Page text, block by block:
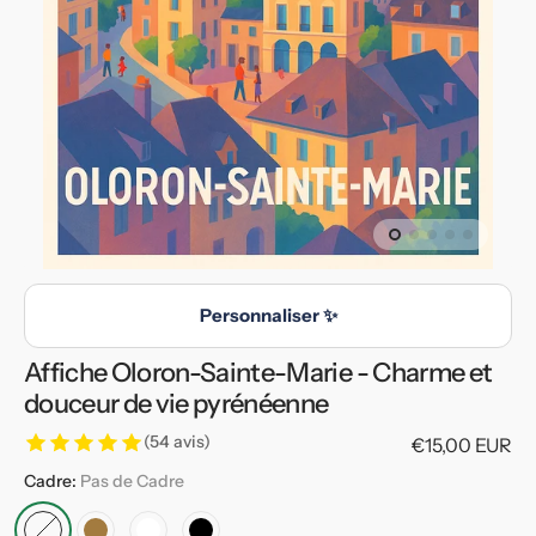
en
vedette
dans
la
vue
de
la
galerie
Personnaliser ✨
Affiche Oloron-Sainte-Marie - Charme et
douceur de vie pyrénéenne
(54 avis)
Prix
€15,00 EUR
Cadre: Pas de Cadre